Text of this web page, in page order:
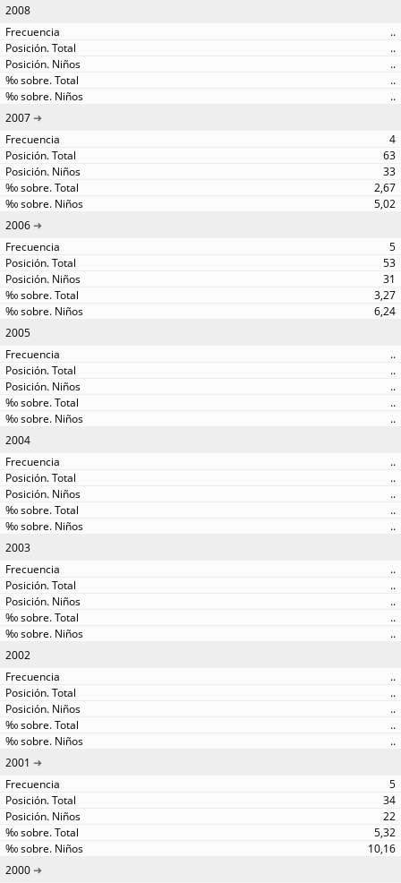
2008
..
..
..
..
..
2007
4
63
33
2,67
5,02
2006
5
53
31
3,27
6,24
2005
..
..
..
..
..
2004
..
..
..
..
..
2003
..
..
..
..
..
2002
..
..
..
..
..
2001
5
34
22
5,32
10,16
2000